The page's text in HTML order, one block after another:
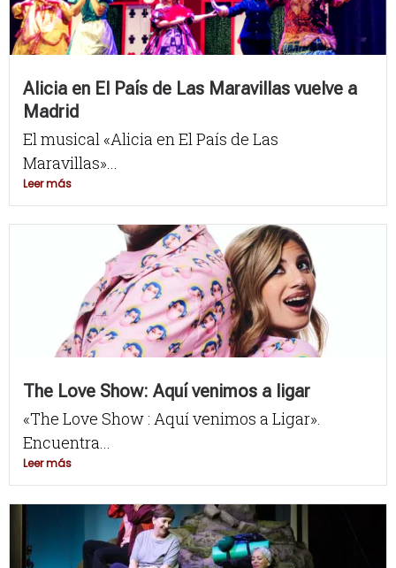
Alicia en El País de Las Maravillas vuelve a
Madrid
El musical «Alicia en El País de Las
Maravillas»...
Leer más
The Love Show: Aquí venimos a ligar
«The Love Show : Aquí venimos a Ligar».
Encuentra...
Leer más